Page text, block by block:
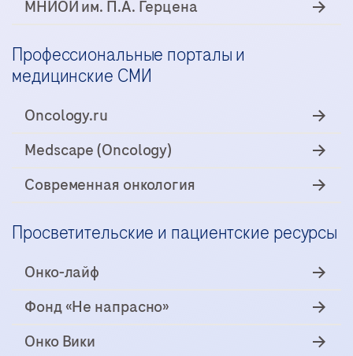
МНИОИ им. П.А. Герцена
Профессиональные порталы и
медицинские СМИ
Oncology.ru
Medscape (Oncology)
Современная онкология
Просветительские и пациентские ресурсы
Онко-лайф
Фонд «Не напрасно»
Онко Вики